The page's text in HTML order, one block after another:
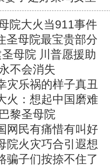
院大火当911事件
圣母院最宝贵部分
母院 川普愿援助
不会消失
灾乐祸的样子真丑
火：想起中国磨难
黎圣母院
网民有痛惜有叫好
院火灾巧合引遐想
骗子们按捺不住了